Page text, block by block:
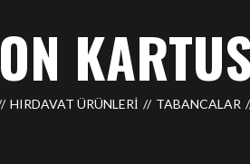
HIRDAVAT ÜRÜNLERİ TABANCALAR